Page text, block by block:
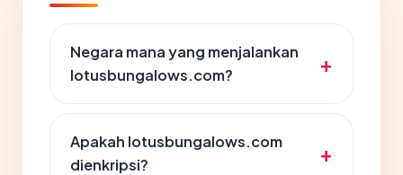
Negara mana yang menjalankan
lotusbungalows.com?
Apakah lotusbungalows.com
dienkripsi?